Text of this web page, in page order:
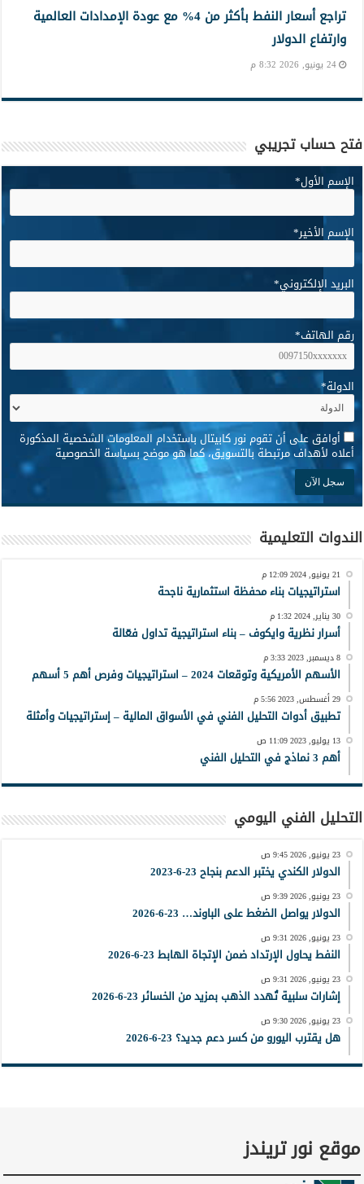
تراجع أسعار النفط بأكثر من 4% مع عودة الإمدادات العالمية
وارتفاع الدولار
24 يونيو, 2026 8:32 م
فتح حساب تجريبي
الإسم الأول*
الإسم الأخير*
البريد الإلكتروني*
رقم الهاتف*
الدولة*
* أوافق على أن تقوم نور كابيتال باستخدام المعلومات الشخصية المذكورة
أعلاه لأهداف مرتبطة بالتسويق، كما هو موضح بسياسة الخصوصية
الندوات التعليمية
21 يونيو, 2024 12:09 م
استراتيجيات بناء محفظة استثمارية ناجحة
30 يناير, 2024 1:32 م
أسرار نظرية وايكوف – بناء استراتيجية تداول فعّالة
8 ديسمبر, 2023 3:33 م
الأسهم الأمريكية وتوقعات 2024 – استراتيجيات وفرص أهم 5 أسهم
29 أغسطس, 2023 5:56 م
تطبيق أدوات التحليل الفني في الأسواق المالية – إستراتيجيات وأمثلة
13 يوليو, 2023 11:09 ص
أهم 3 نماذج في التحليل الفني
التحليل الفني اليومي
23 يونيو, 2026 9:45 ص
الدولار الكندي يختبر الدعم بنجاح 23-6-2023
23 يونيو, 2026 9:39 ص
الدولار يواصل الضغط على الباوند… 23-6-2026
23 يونيو, 2026 9:31 ص
النفط يحاول الإرتداد ضمن الإتجاة الهابط 23-6-2026
23 يونيو, 2026 9:31 ص
إشارات سلبية تُهدد الذهب بمزيد من الخسائر 23-6-2026
23 يونيو, 2026 9:30 ص
هل يقترب اليورو من كسر دعم جديد؟ 23-6-2026
موقع نور تريندز